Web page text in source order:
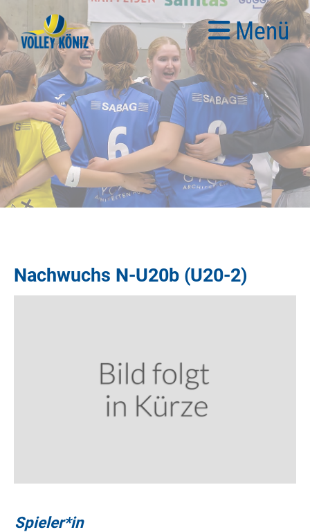
Menü
Nachwuchs N-U20b (U20-2)
Spieler*in